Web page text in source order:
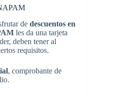
de descuentos en
les da una tarjeta
deben tener al
requisitos.
, comprobante de